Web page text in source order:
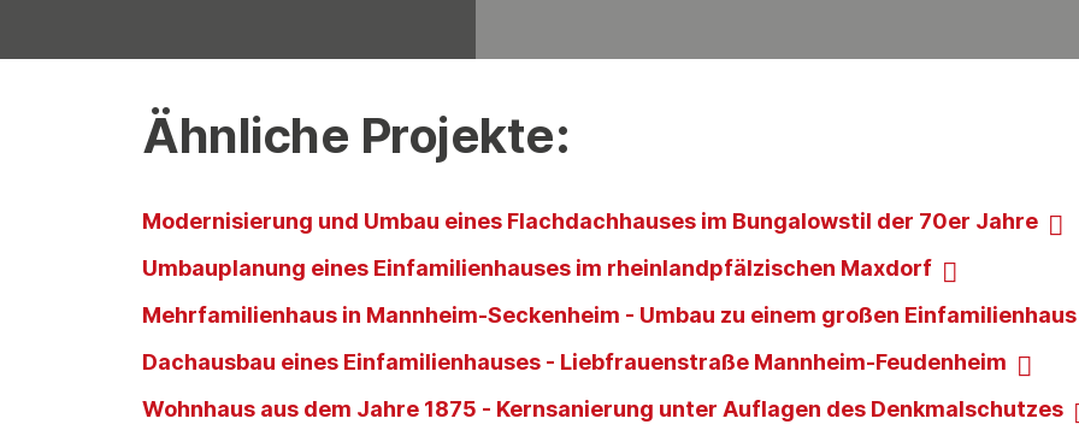
Ähnliche Projekte:
Modernisierung und Umbau eines Flachdachhauses im Bungalowstil der 70er Jahre
Umbauplanung eines Einfamilienhauses im rheinlandpfälzischen Maxdorf
Mehrfamilienhaus in Mannheim-Seckenheim - Umbau zu einem großen Einfamilienhaus
Dachausbau eines Einfamilienhauses - Liebfrauenstraße Mannheim-Feudenheim
Wohnhaus aus dem Jahre 1875 - Kernsanierung unter Auflagen des Denkmalschutzes